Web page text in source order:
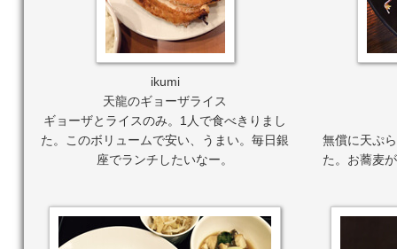
ikumi
天龍のギョーザライス
ギョーザとライスのみ。1人で食べきりまし
た。このボリュームで安い、うまい。毎日銀
座でランチしたいなー。
無償に天ぷ
た。お蕎麦